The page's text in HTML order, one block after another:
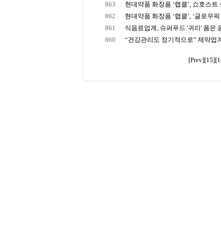
863
현대약품 화장품 ‘랩클’, 쇼호스트
862
현대약품 화장품 ‘랩클’, ‘글로우픽
861
식음료업계, 슈퍼푸드 '귀리' 품은
860
“건강관리도 정기적으로” 제약업
[Prev][15]